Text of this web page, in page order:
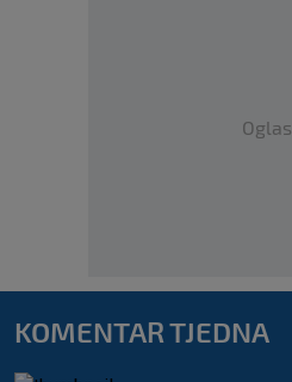
Oglas
KOMENTAR TJEDNA